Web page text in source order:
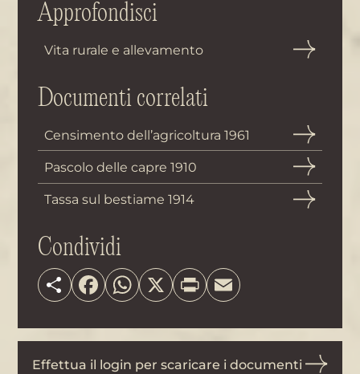
Approfondisci
Vita rurale e allevamento
Documenti correlati
Censimento dell’agricoltura 1961
Pascolo delle capre 1910
Tassa sul bestiame 1914
Condividi
ShareFacebookWhatsApp
X PrintEmail
Effettua il login per scaricare i documenti